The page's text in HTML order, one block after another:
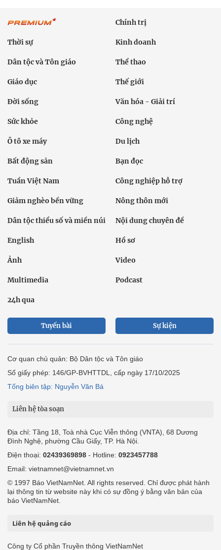
Chính trị
Thời sự Kinh doanh
Dân tộc và Tôn giáo Thể thao
Giáo dục Thế giới
Đời sống Văn hóa - Giải trí
Sức khỏe Công nghệ
Ô tô xe máy Du lịch
Bất động sản Bạn đọc
Tuần Việt Nam Công nghiệp hỗ trợ
Giảm nghèo bền vững Nông thôn mới
Dân tộc thiểu số và miền núi Nội dung chuyên đề
English Hồ sơ
Ảnh Video
Multimedia Podcast
24h qua
Tuyến bài Sự kiện
Cơ quan chủ quản: Bộ Dân tộc và Tôn giáo
Số giấy phép: 146/GP-BVHTTDL, cấp ngày 17/10/2025
Tổng biên tập: Nguyễn Văn Bá
Liên hệ tòa soạn
Địa chỉ: Tầng 18, Toà nhà Cục Viễn thông (VNTA), 68 Dương
Đình Nghệ, phường Cầu Giấy, TP. Hà Nội.
Điện thoại: 02439369898 - Hotline: 0923457788
Email: vietnamnet@vietnamnet.vn
© 1997 Báo VietNamNet. All rights reserved. Chỉ được phát hành
lại thông tin từ website này khi có sự đồng ý bằng văn bản của
báo VietNamNet.
Liên hệ quảng cáo
Công ty Cổ phần Truyền thông VietNamNet